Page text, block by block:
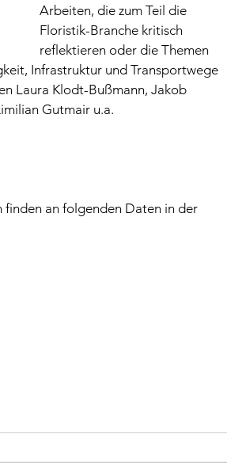
Arbeiten, die zum Teil die
Floristik-Branche kritisch
reflektieren oder die Themen
Infrastruktur und Transportwege
Laura Klodt-Bußmann, Jakob
Gutmair u.a.
an folgenden Daten in der